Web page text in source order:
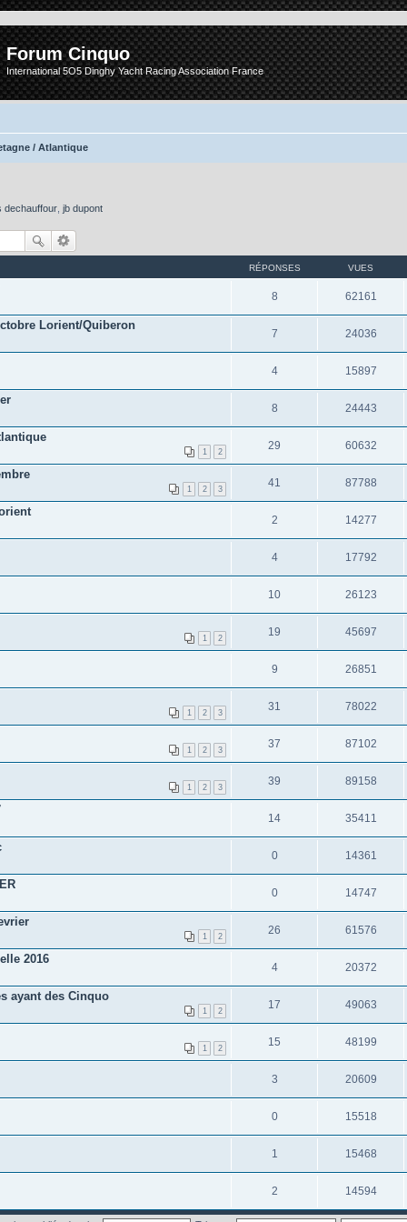
Forum Cinquo
International 5O5 Dinghy Yacht Racing Association France
/ Atlantique
dechauffour jb dupont
RÉPONSES VUES
8 62161
Lorient/Quiberon
7 24036
4 15897
8 24443
1 2 29 60632
1 2 3 41 87788
2 14277
4 17792
10 26123
1 2 19 45697
9 26851
1 2 3 31 78022
1 2 3 37 87102
1 2 3 39 89158
14 35411
0 14361
0 14747
1 2 26 61576
2016
4 20372
ayant des Cinquo
1 2 17 49063
1 2 15 48199
3 20609
0 15518
1 15468
2 14594